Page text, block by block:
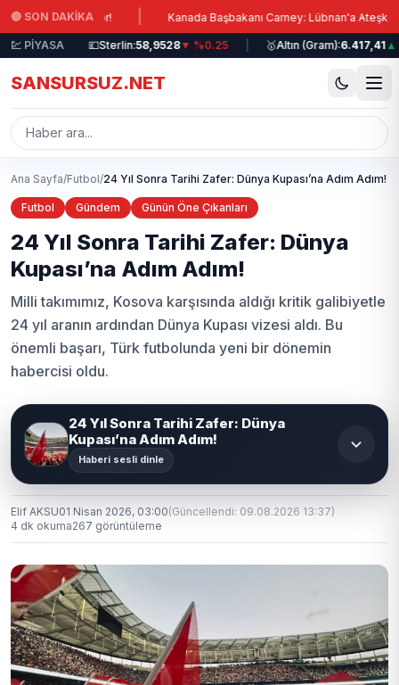
Ana içeriğe atla
🔴 SON DAKİKA
Uyarıyor! | Kanada Başbakanı Carney: Lübnan'a Ateşkes Çağrısı!
💹 PİYASA
| 💷 Sterlin:58,9528▼ %0.25 | Altın (Gram):6.417,41▲
SANSURSUZ.NET
Ana Sayfa/Futbol/24 Yıl Sonra Tarihi Zafer: Dünya Kupası’na Adım Adım!
Futbol Gündem Günün Öne Çıkanları
24 Yıl Sonra Tarihi Zafer: Dünya
Kupası’na Adım Adım!
Milli takımımız, Kosova karşısında aldığı kritik galibiyetle
24 yıl aranın ardından Dünya Kupası vizesi aldı. Bu
önemli başarı, Türk futbolunda yeni bir dönemin
habercisi oldu.
24 Yıl Sonra Tarihi Zafer: Dünya
Kupası’na Adım Adım!
Haberi sesli dinle
Elif AKSU01 Nisan 2026, 03:00(Güncellendi: 09.08.2026 13:37)
4 dk okuma267 görüntüleme